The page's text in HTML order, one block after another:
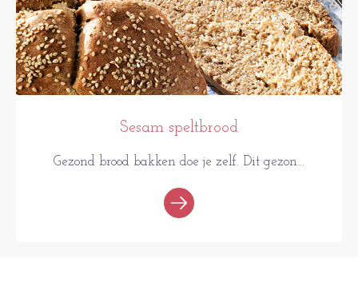
Sesam speltbrood
Gezond brood bakken doe je zelf. Dit gezon...